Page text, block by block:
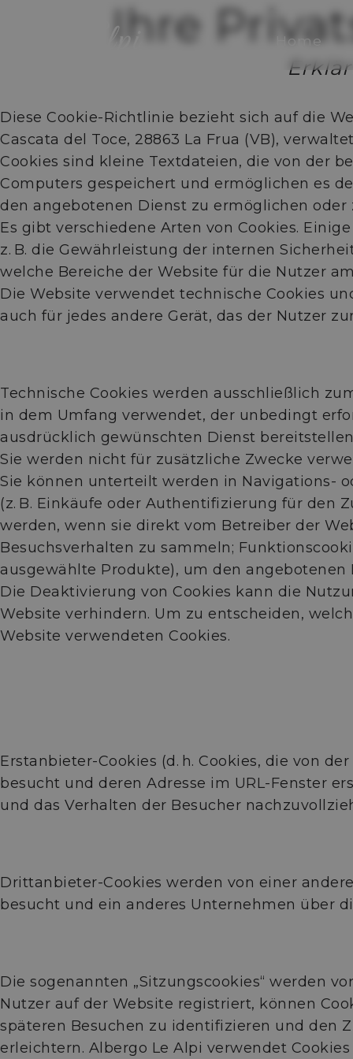
Home
Ihre
Diese Cookie-Richtlinie bezieht sich auf die
Cascata del Toce, 28863 La Frua (VB),
Cookies sind kleine Textdateien, die von der
Computers gespeichert und ermöglichen es
den angebotenen Dienst zu ermöglichen oder
Es gibt verschiedene Arten von Cookies.
z. B. die Gewährleistung der internen
welche Bereiche der Website für die Nutzer
Die Website verwendet technische Cookies
auch für jedes andere Gerät, das der Nutzer
Technische Cookies werden ausschließlich
in dem Umfang verwendet, der unbedingt
ausdrücklich gewünschten Dienst
Sie werden nicht für zusätzliche Zwecke
Sie können unterteilt werden in Navigations-
(z. B. Einkäufe oder Authentifizierung für den
werden, wenn sie direkt vom Betreiber der
Besuchsverhalten zu sammeln;
ausgewählte Produkte), um den angebotenen
Die Deaktivierung von Cookies kann die
Website verhindern. Um zu entscheiden,
Website verwendeten Cookies.
Erstanbieter-Cookies (d. h. Cookies, die von
besucht und deren Adresse im URL-Fenster
und das Verhalten der Besucher
Drittanbieter-Cookies werden von einer
besucht und ein anderes Unternehmen über
Die sogenannten „Sitzungscookies“ werden
Nutzer auf der Website registriert, können
späteren Besuchen zu identifizieren und den
erleichtern. Albergo Le Alpi verwendet